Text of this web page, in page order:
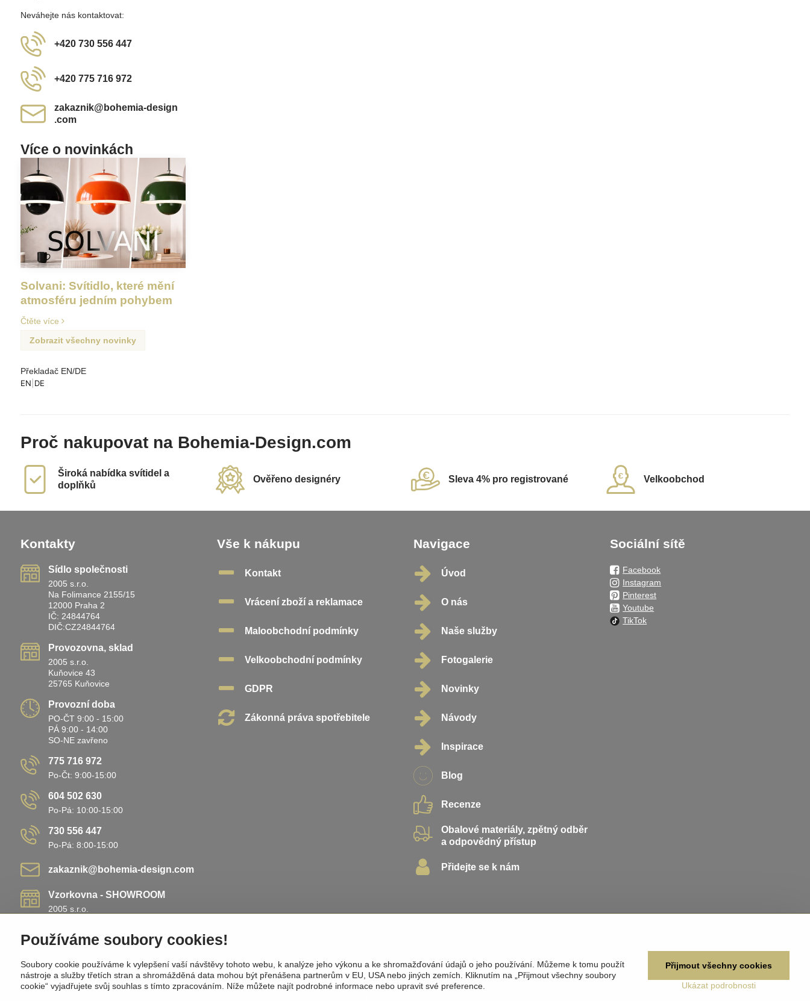
Neváhejte nás kontaktovat:
+420 730 556 447
+420 775 716 972
zakaznik​@bohemia-design​
.com
Více o novinkách
Solvani: Svítidlo, které mění
atmosféru jedním pohybem
Čtěte více
Zobrazit všechny novinky
Překladač EN/DE
EN DE
Proč nakupovat na Bohemia-Design.com
Široká nabídka svítidel a
doplňků
Ověřeno designéry Sleva 4% pro registrované Velkoobchod
Kontakty
Sídlo společnosti
2005 s.r.o.
Na Folimance 2155/15
12000 Praha 2
IČ: 24844764
DIČ:CZ24844764
Provozovna, sklad
2005 s.r.o.
Kuňovice 43
25765 Kuňovice
Provozní doba
PO-ČT 9:00 - 15:00
PÁ 9:00 - 14:00
SO-NE zavřeno
775 716 972
Po-Čt: 9:00-15:00
604 502 630
Po-Pá: 10:00-15:00
730 556 447
Po-Pá: 8:00-15:00
zakaznik​@bohemia-design​.com
Vzorkovna - SHOWROOM
2005 s.r.o.
Nemá pevnou otevírací dobu!
Vše k nákupu
Kontakt
Vrácení zboží a reklamace
Maloobchodní podmínky
Velkoobchodní podmínky
GDPR
Zákonná práva spotřebitele
Navigace
Úvod
O nás
Naše služby
Fotogalerie
Novinky
Návody
Inspirace
Blog
Recenze
Obalové materiály, zpětný odběr
a odpovědný přístup
Přidejte se k nám
Sociální sítě
Facebook
Instagram
Pinterest
Youtube
TikTok
Používáme soubory cookies!
Soubory cookie používáme k vylepšení vaší návštěvy tohoto webu, k analýze jeho výkonu a ke shromažďování údajů o jeho používání. Můžeme k tomu použít
nástroje a služby třetích stran a shromážděná data mohou být přenášena partnerům v EU, USA nebo jiných zemích. Kliknutím na „Přijmout všechny soubory
cookie“ vyjadřujete svůj souhlas s tímto zpracováním. Níže můžete najít podrobné informace nebo upravit své preference.
Ukázat podrobnosti
Přijmout všechny cookies